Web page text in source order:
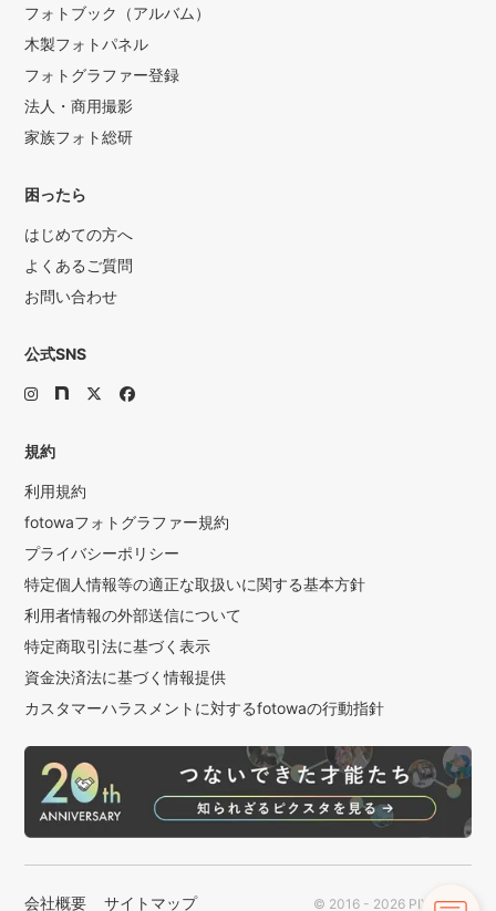
フォトブック（アルバム）
木製フォトパネル
フォトグラファー登録
法人・商用撮影
家族フォト総研
困ったら
はじめての方へ
よくあるご質問
お問い合わせ
公式SNS
規約
利用規約
fotowaフォトグラファー規約
プライバシーポリシー
特定個人情報等の適正な取扱いに関する基本方針
利用者情報の外部送信について
特定商取引法に基づく表示
資金決済法に基づく情報提供
カスタマーハラスメントに対するfotowaの行動指針
会社概要 サイトマップ © 2016 - 2026 PIXTA Inc.